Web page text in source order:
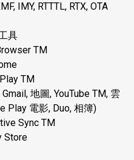
IMY, RTTTL, RTX, OTA
具
TM
TM
地圖, YouTube TM, 雲
Play 電影, Duo, 相簿)
Sync TM
Store